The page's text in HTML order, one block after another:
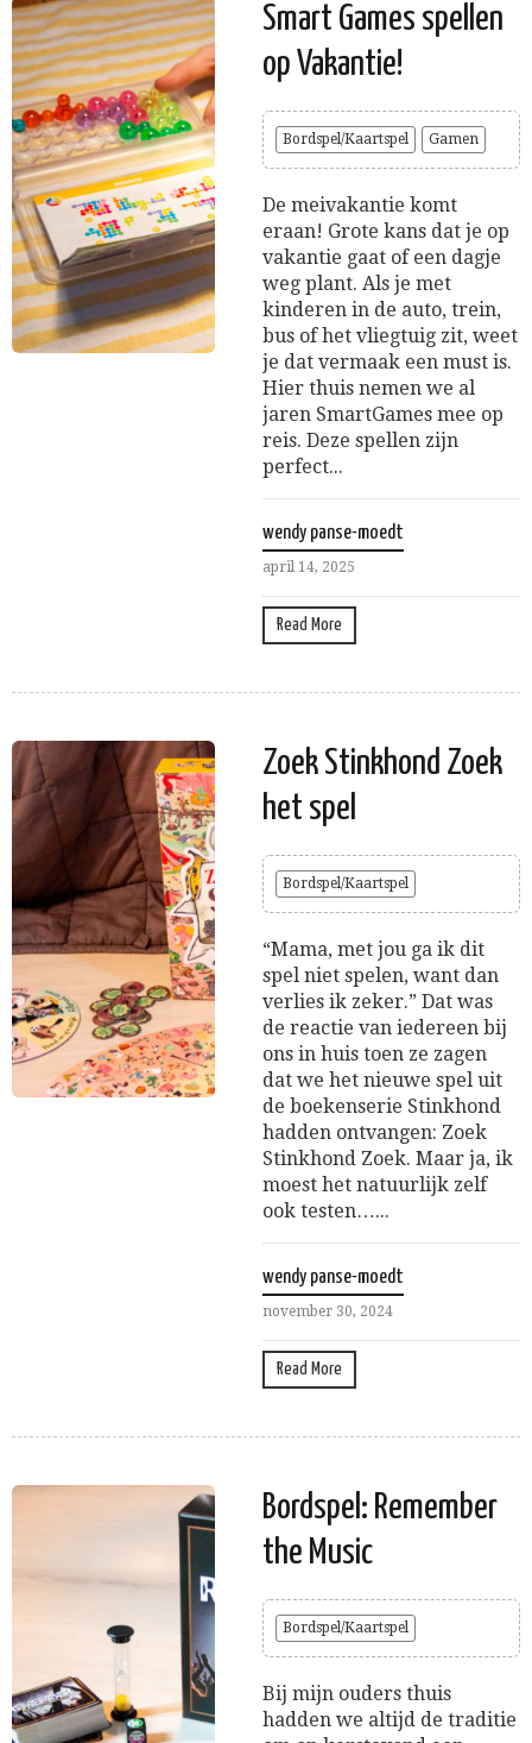
Smart Games spellen
op Vakantie!
Bordspel/Kaartspel Gamen
De meivakantie komt
eraan! Grote kans dat je op
vakantie gaat of een dagje
weg plant. Als je met
kinderen in de auto, trein,
bus of het vliegtuig zit, weet
je dat vermaak een must is.
Hier thuis nemen we al
jaren SmartGames mee op
reis. Deze spellen zijn
perfect...
wendy panse-moedt
april 14, 2025
Read More
Zoek Stinkhond Zoek
het spel
Bordspel/Kaartspel
“Mama, met jou ga ik dit
spel niet spelen, want dan
verlies ik zeker.” Dat was
de reactie van iedereen bij
ons in huis toen ze zagen
dat we het nieuwe spel uit
de boekenserie Stinkhond
hadden ontvangen: Zoek
Stinkhond Zoek. Maar ja, ik
moest het natuurlijk zelf
ook testen…...
wendy panse-moedt
november 30, 2024
Read More
Bordspel: Remember
the Music
Bordspel/Kaartspel
Bij mijn ouders thuis
hadden we altijd de traditie